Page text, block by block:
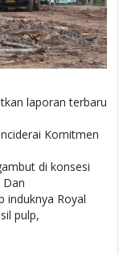
laporan terbaru
Komitmen
di konsesi
Dan
induknya Royal
pulp,